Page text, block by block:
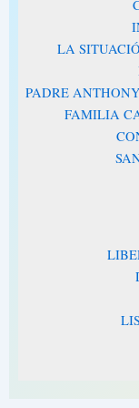
LA
PADRE
FAMILIA